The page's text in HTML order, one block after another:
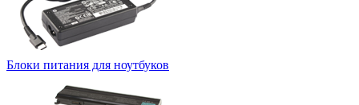
Блоки питания для ноутбуков